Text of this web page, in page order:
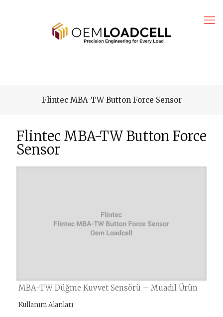
Flintec MBA-TW Button Force Sensor
Flintec MBA-TW Button Force
Sensor
MBA-TW Düğme Kuvvet Sensörü – Muadil Ürün
Kullanım Alanları